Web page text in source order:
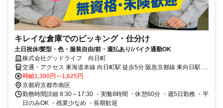
キレイな倉庫でのピッキング・仕分け
土日祝休/髪型・色・服装自由/前・週払あり/バイク通勤OK
株式会社グッドライフ 向日町
交通・アクセス 東海道本線 向日町駅 徒歩5分 阪急京都線 東向日駅 徒
歩10分 東海道本線 桂川駅 車5分
時給1,300円～1,625円
京都府京都市南区
勤務時間詳細 8:30～17:30 ・実働8時間 ・休憩60分 ・週5日勤務 ・平
日のみOK ・残業少なめ ・長期歓迎